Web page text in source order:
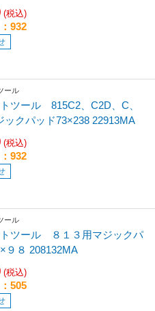
(税込)
932
ール
ツール 815C2、C2D、C、
ックパッド73×238 22913MA
(税込)
932
ール
トツール ８１３用マジックパ
９８ 208132MA
(税込)
505